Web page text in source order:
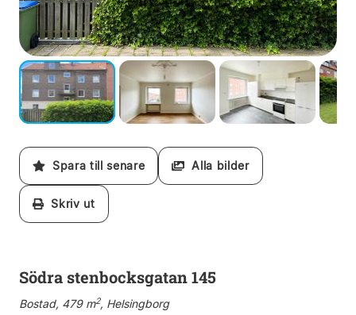
Spara till senare Alla bilder
Skriv ut
Södra stenbocksgatan 145
Bostad, 479 m2, Helsingborg